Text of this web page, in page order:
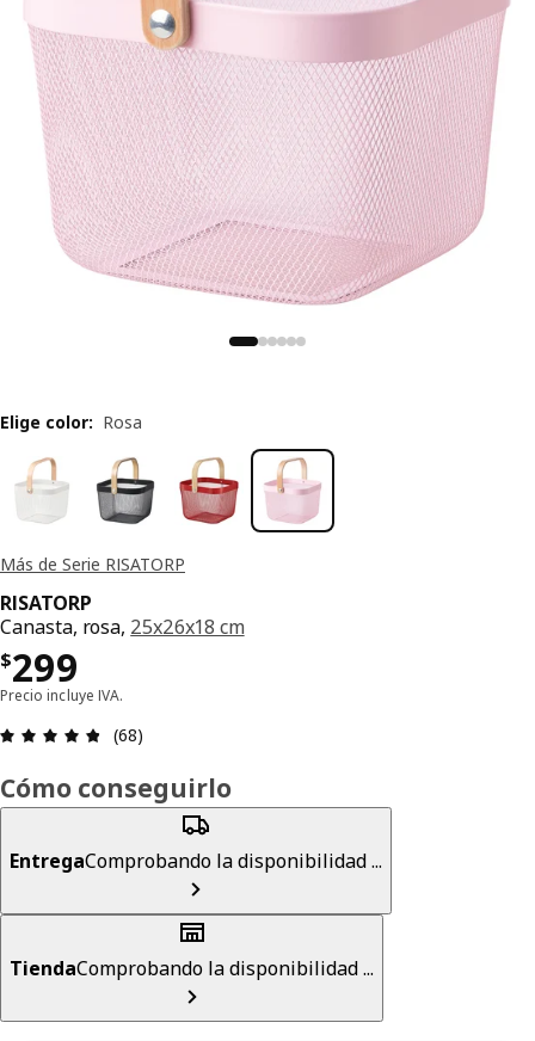
Más de Serie RISATORP
RISATORP
Canasta, rosa, 25x26x18 cm
$299
Precio $ 299
Precio incluye IVA.
Revisión: 4.8 fuera de 5 estrellas. Revisiones
(68)
Elige color: Rosa
Cómo conseguirlo
EntregaComprobando la disponibilidad ...
TiendaComprobando la disponibilidad ...